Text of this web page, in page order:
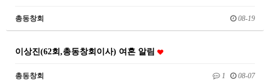
총동창회 08-19
이상진(62회,총동창회이사) 여혼 알림
총동창회 1 08-07